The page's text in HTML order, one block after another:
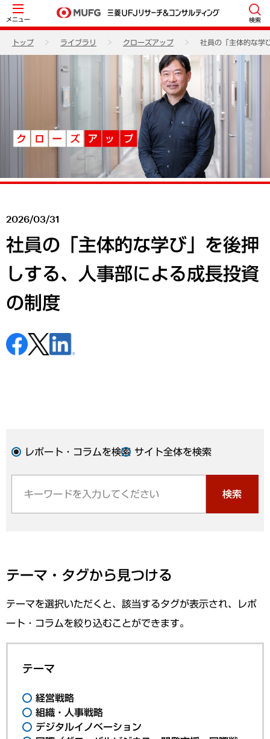
メニュー 検索
トップ ライブラリ クローズアップ 社員の「主体的な学
2026/03/31
社員の「主体的な学び」を後押
しする、人事部による成長投資
の制度
レポート・コラムを検索 サイト全体を検索
検索
テーマ・タグから見つける
テーマを選択いただくと、該当するタグが表示され、レポ
ート・コラムを絞り込むことができます。
テーマ
経営戦略
組織・人事戦略
デジタルイノベーション